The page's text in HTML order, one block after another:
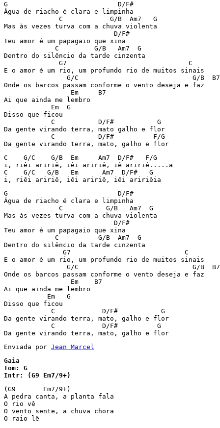
G                            D/F#
Água de riacho é clara e limpinha
              C            G/B  Am7   G
Mas às vezes turva com a chuva violenta
                            D/F#
Teu amor é um papagaio que xina
             C         G/B   Am7  G
Dentro do silêncio da tarde cinzenta
              G7                               C
E o amor é um rio, um profundo rio de muitos sinais
                G/C                             G/B  B7
Onde os barcos passam conforme o vento deseja e faz
                 Em     B7
Ai que ainda me lembro
            Em  G
Disso que ficou
            C           D/F#           G
Da gente virando terra, mato galho e flor
            C           D/F#          F/G
Da gente virando terra, mato, galho e flor
C    G/C    G/B  Em     Am7  D/F#   F/G
i, riêi aririê, iêi aririê, iê aririê.....a
C    G/C   G/B   Em      Am7  D/F#   G
i, riêi aririê, iêi aririê, iêi aririêia
G                            D/F#
Água de riacho é clara e limpinha
              C           G/B   Am7  G
Mas às vezes turva com a chuva violenta
                            D/F#
Teu amor é um papagaio que xina
             C          G/B  Am7  G
Dentro do silêncio da tarde cinzenta
               G7                             C
E o amor é um rio, um profundo rio de muitos sinais
                G/C                             G/B  B7
Onde os barcos passam conforme o vento deseja e faz
                 Em    B7
Ai que ainda me lembro
           Em   G
Disso que ficou
            C            D/F#           G
Da gente virando terra, mato, galho e flor
            C            D/F#          G
Da gente virando terra, mato, galho e flor
Enviada por Jean Marcel
Gaia
Tom: G
Intr: (G9 Em7/9+)
(G9	  Em7/9+)
A pedra canta, a planta fala
O rio vê
O vento sente, a chuva chora
O raio lê